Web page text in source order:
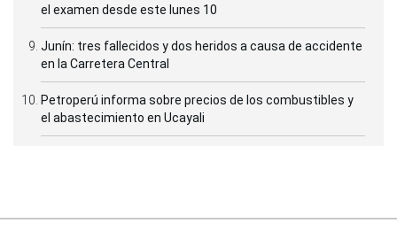
el examen desde este lunes 10
Junín: tres fallecidos y dos heridos a causa de accidente
en la Carretera Central
Petroperú informa sobre precios de los combustibles y
el abastecimiento en Ucayali